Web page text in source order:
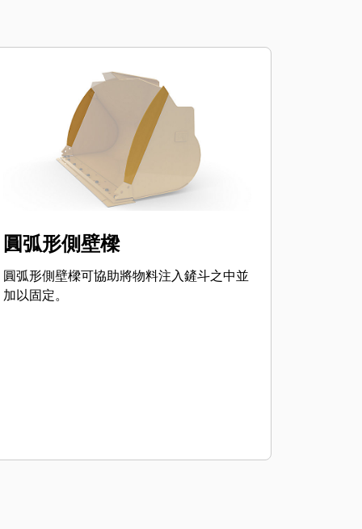
圓弧形側壁樑
圓弧形側壁樑可協助將物料注入鏟斗之中並
加以固定。